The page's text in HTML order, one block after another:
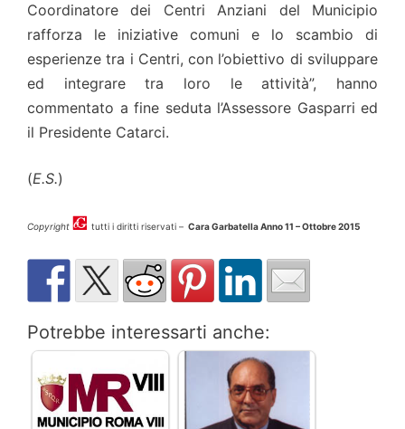
Coordinatore dei Centri Anziani del Municipio
rafforza le iniziative comuni e lo scambio di
esperienze tra i Centri, con l’obiettivo di sviluppare
ed integrare tra loro le attività”, hanno
commentato a fine seduta l’Assessore Gasparri ed
il Presidente Catarci.
(E.S.)
Copyright tutti i diritti riservati – Cara Garbatella Anno 11 – Ottobre 2015
Potrebbe interessarti anche: